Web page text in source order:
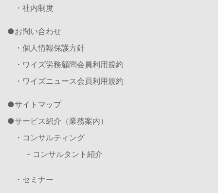
・社内制度
お問い合わせ
・個人情報保護方針
・ワイズ労務顧問会員利用規約
・ワイズニュース会員利用規約
サイトマップ
サービス紹介（業務案内）
・コンサルティング
- コンサルタント紹介
・セミナー